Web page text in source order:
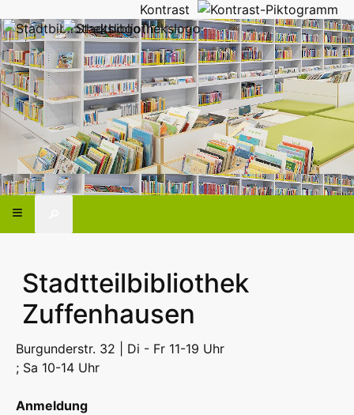
Kontrast
Stadtteilbibliothek
Zuffenhausen
Burgunderstr. 32 | Di - Fr 11-19 Uhr
; Sa 10-14 Uhr
Anmeldung